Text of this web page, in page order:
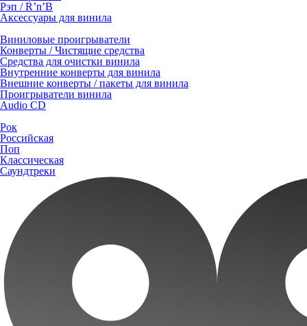
Рэп / R’n’B
Аксессуары для винила
Виниловые проигрыватели
Конверты / Чистящие средства
Средства для очистки винила
Внутренние конверты для винила
Внешние конверты / пакеты для винила
Проигрыватели винила
Audio CD
Рок
Российская
Поп
Классическая
Саундтреки